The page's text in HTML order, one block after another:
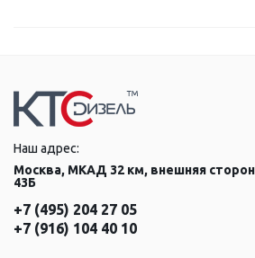
Наш адрес:
Москва, МКАД 32 км, внешняя
43Б
+7 (495) 204 27 05
+7 (916) 104 40 10